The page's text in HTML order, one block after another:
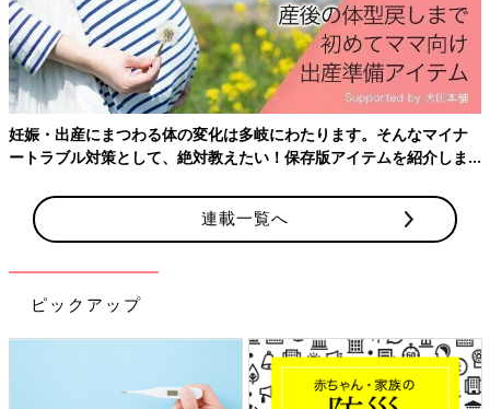
妊娠・出産にまつわる体の変化は多岐にわたります。そんなマイナ
ートラブル対策として、絶対教えたい！保存版アイテムを紹介しま
連載一覧へ
ピックアップ